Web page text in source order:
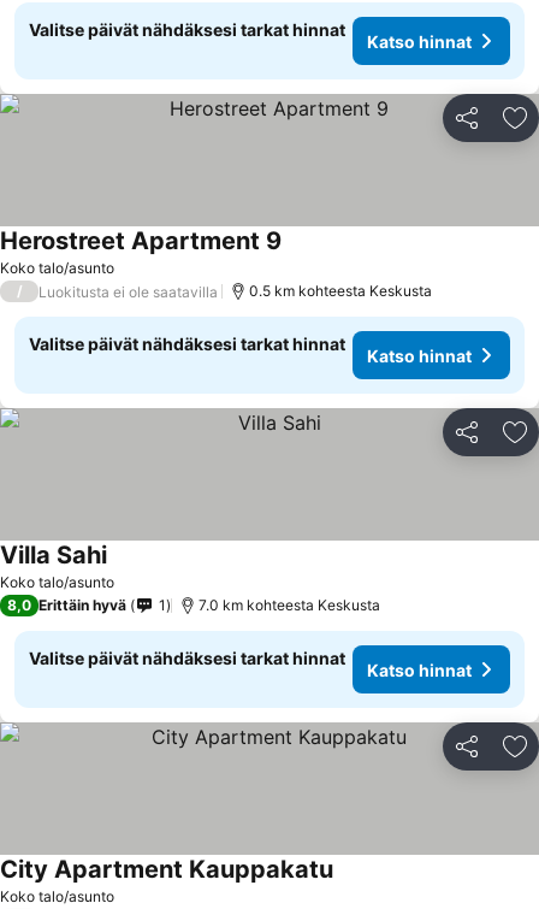
Valitse päivät nähdäksesi tarkat hinnat
Katso hinnat
Jaa
Koko talo/asunto
Herostreet Apartment 9
/ Luokitusta ei ole saatavilla 0.5 km kohteesta Keskusta
Valitse päivät nähdäksesi tarkat hinnat
Katso hinnat
Jaa
Koko talo/asunto
Villa SahiKatso hinnat
8,0 Erittäin hyvä 1 7.0 km kohteesta Keskusta
Valitse päivät nähdäksesi tarkat hinnat
Katso hinnat
Jaa
Koko talo/asunto
City Apartment KauppakatuKatso hinnat